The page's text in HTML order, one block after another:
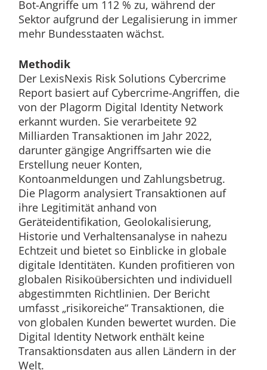
Bot-Angriffe um 112 % zu, während der
Sektor aufgrund der Legalisierung in immer
mehr Bundesstaaten wächst.
Methodik
Der LexisNexis Risk Solutions Cybercrime
Report basiert auf Cybercrime-Angriffen, die
von der Plagorm Digital Identity Network
erkannt wurden. Sie verarbeitete 92
Milliarden Transaktionen im Jahr 2022,
darunter gängige Angriffsarten wie die
Erstellung neuer Konten,
Kontoanmeldungen und Zahlungsbetrug.
Die Plagorm analysiert Transaktionen auf
ihre Legitimität anhand von
Geräteidentifikation, Geolokalisierung,
Historie und Verhaltensanalyse in nahezu
Echtzeit und bietet so Einblicke in globale
digitale Identitäten. Kunden profitieren von
globalen Risikoübersichten und individuell
abgestimmten Richtlinien. Der Bericht
umfasst „risikoreiche“ Transaktionen, die
von globalen Kunden bewertet wurden. Die
Digital Identity Network enthält keine
Transaktionsdaten aus allen Ländern in der
Welt.